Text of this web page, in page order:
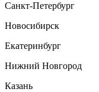
Санкт-Петербург
Новосибирск
Екатеринбург
Нижний Новгород
Казань